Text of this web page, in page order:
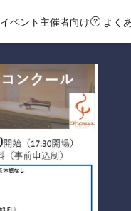
イベント主催者向け よく